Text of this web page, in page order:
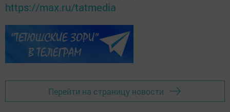
https://max.ru/tatmedia
Перейти на страницу новости